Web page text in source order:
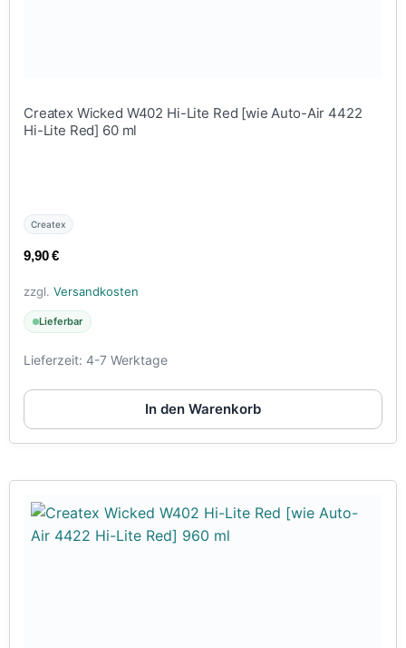
Createx Wicked W402 Hi-Lite Red [wie Auto-Air 4422
Hi-Lite Red] 60 ml
Createx
9,90€
zzgl. Versandkosten
Lieferbar
Lieferzeit: 4-7 Werktage
In den Warenkorb